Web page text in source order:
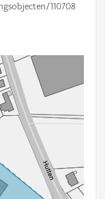
110708